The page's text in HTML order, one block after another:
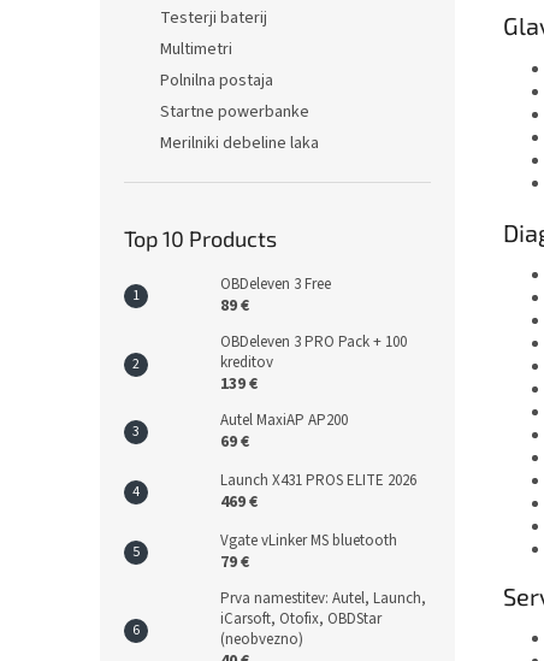
Testerji baterij
Multimetri
Polnilna postaja
Startne powerbanke
Merilniki debeline laka
Top 10 Products
OBDeleven 3 Free
89 €
OBDeleven 3 PRO Pack + 100
kreditov
139 €
Autel MaxiAP AP200
69 €
Launch X431 PROS ELITE 2026
469 €
Vgate vLinker MS bluetooth
79 €
Prva namestitev: Autel, Launch,
iCarsoft, Otofix, OBDStar
(neobvezno)